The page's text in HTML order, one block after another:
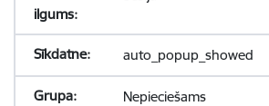
auto_popup_showed
Nepieciešams